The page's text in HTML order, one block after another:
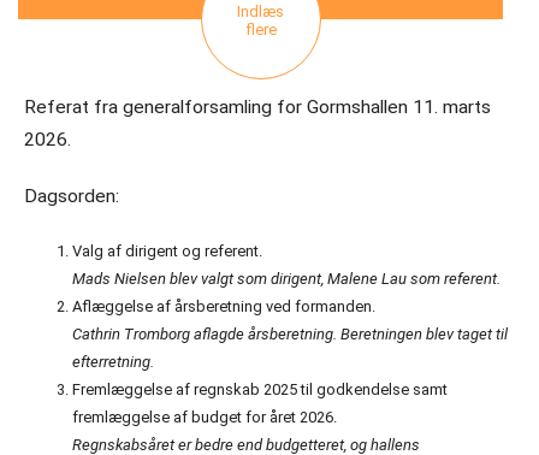
Volley
JfS
Indlæs
flere
Referat fra generalforsamling for Gormshallen 11. marts
2026.
Dagsorden:
Valg af dirigent og referent.
Mads Nielsen blev valgt som dirigent, Malene Lau som referent.
Aflæggelse af årsberetning ved formanden.
Cathrin Tromborg aflagde årsberetning. Beretningen blev taget til
efterretning.
Fremlæggelse af regnskab 2025 til godkendelse samt
fremlæggelse af budget for året 2026.
Regnskabsåret er bedre end budgetteret, og hallens